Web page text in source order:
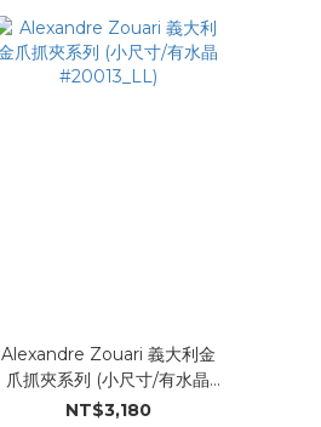
Alexandre Zouari 義大利金
爪抓夾系列 (小尺寸/有水晶
#20013_LL)
NT$3,180